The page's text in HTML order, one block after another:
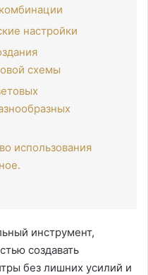
настройки
схемы
использования
инструмент,
создавать
без лишних усилий и